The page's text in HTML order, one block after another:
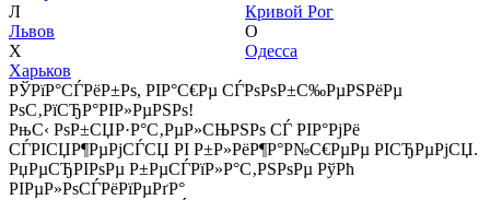
Л
Львов
Х
Харьков
Кривой Рог
О
Одесса
РЎРїР°СЃРёР±Рѕ, РІР°С€Рµ СЃРѕРѕР±С‰РµРЅРёРµ
РѕС‚РїСЂР°РІР»РµРЅРѕ!
РњС‹ РѕР±СЏР·Р°С‚РµР»СЊРЅРѕ СЃ РІР°РјРё
СЃРІСЏР¶РµРјСЃСЏ РІ Р±Р»РёР¶Р°Р№С€РµРµ РІСЂРµРјСЏ.
РџРµСЂРІРѕРµ Р±РµСЃРїР»Р°С‚РЅРѕРµ РўРћ
РІРµР»РѕСЃРёРїРµРґР°